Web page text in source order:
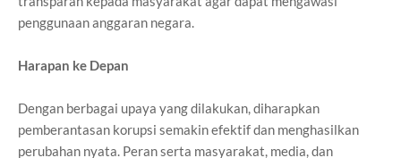
penggunaan anggaran negara.
Harapan ke Depan
Dengan berbagai upaya yang dilakukan, diharapkan
pemberantasan korupsi semakin efektif dan menghasilkan
perubahan nyata. Peran serta masyarakat, media, dan